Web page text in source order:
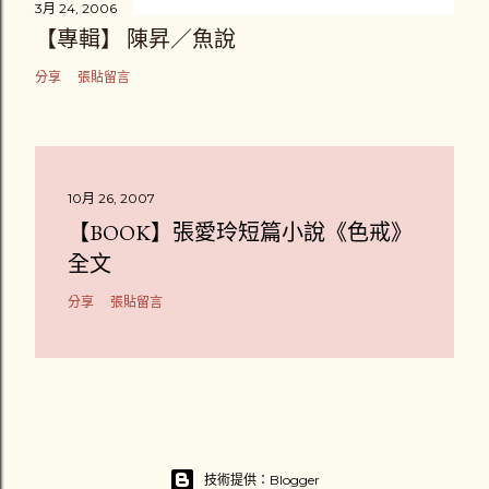
3月 24, 2006
【專輯】 陳昇／魚說
分享 張貼留言
10月 26, 2007
【BOOK】張愛玲短篇小說《色戒》
全文
分享 張貼留言
技術提供：Blogger